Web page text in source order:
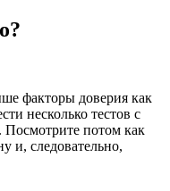
факторы доверия как
несколько тестов с
Посмотрите потом как
и, следовательно,